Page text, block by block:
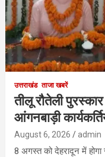
उत्तराखंड ताजा खबरें
तीलू रौतेली
आंगनबाड़ी
August 6, 2026 admin
8 अगस्त को देहरादून में होगा